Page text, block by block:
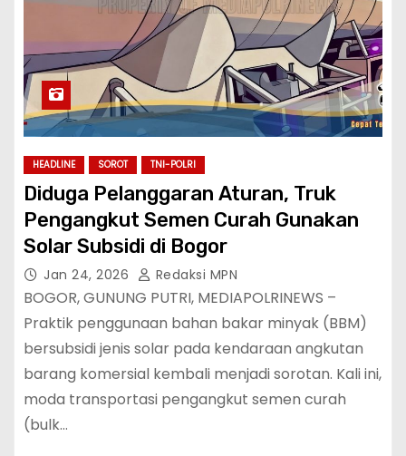
HEADLINE SOROT TNI-POLRI
Diduga Pelanggaran Aturan, Truk
Pengangkut Semen Curah Gunakan
Solar Subsidi di Bogor
Jan 24, 2026 Redaksi MPN
BOGOR, GUNUNG PUTRI, MEDIAPOLRINEWS –
Praktik penggunaan bahan bakar minyak (BBM)
bersubsidi jenis solar pada kendaraan angkutan
barang komersial kembali menjadi sorotan. Kali ini,
moda transportasi pengangkut semen curah
(bulk…